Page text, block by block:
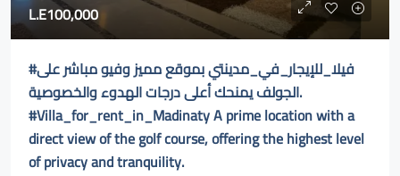
L.E100,000
#فيلا_للإيجار_في_مدينتي بموقع مميز وفيو مباشر على
الجولف يمنحك أعلى درجات الهدوء والخصوصية.
#Villa_for_rent_in_Madinaty A prime location with a
direct view of the golf course, offering the highest level
of privacy and tranquility.